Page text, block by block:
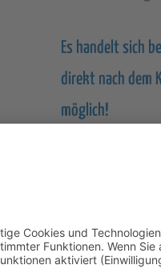
Es handelt sich
direkt nach dem
möglich!
13
-
Artikelnummer: 899319-K13